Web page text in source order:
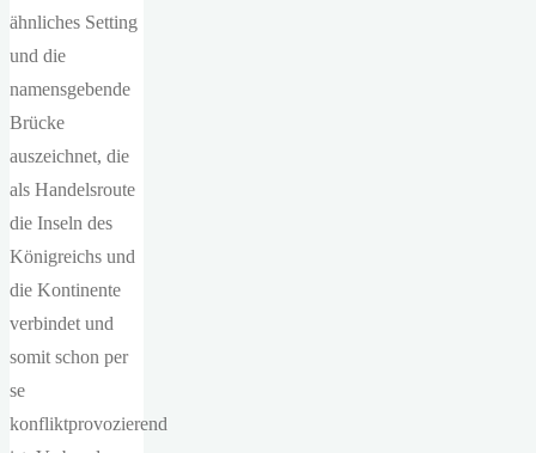
ähnliches Setting
und die
namensgebende
Brücke
auszeichnet, die
als Handelsroute
die Inseln des
Königreichs und
die Kontinente
verbindet und
somit schon per
se
konfliktprovozierend